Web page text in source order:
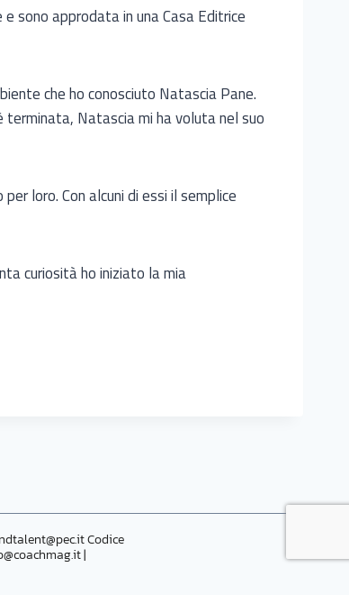
sono approdata in una Casa Editrice
che ho conosciuto Natascia Pane.
Natascia mi ha voluta nel suo
loro. Con alcuni di essi il semplice
curiosità ho iniziato la mia
Codice
|